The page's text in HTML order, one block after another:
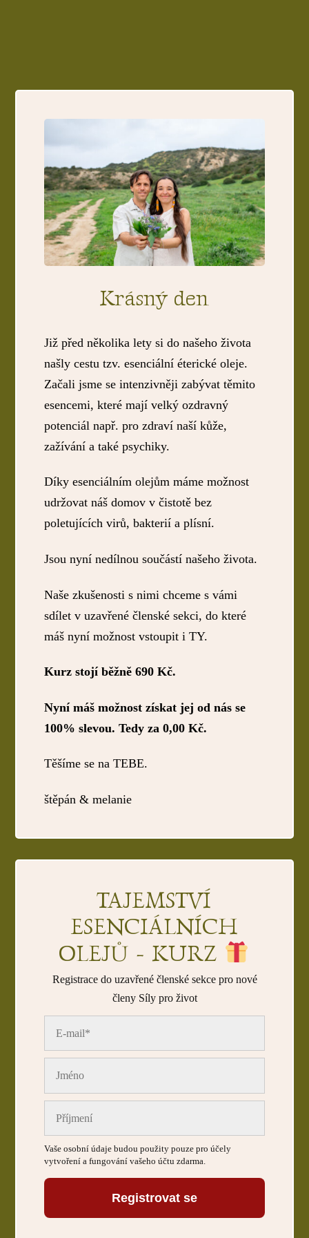
Krásný den
Již před několika lety si do našeho života
našly cestu tzv. esenciální éterické oleje.
Začali jsme se intenzivněji zabývat těmito
esencemi, které mají velký ozdravný
potenciál např. pro zdraví naší kůže,
zažívání a také psychiky.
Díky esenciálním olejům máme možnost
udržovat náš domov v čistotě bez
poletujících virů, bakterií a plísní.
Jsou nyní nedílnou součástí našeho života.
Naše zkušenosti s nimi chceme s vámi
sdílet v uzavřené členské sekci, do které
máš nyní možnost vstoupit i TY.
Kurz stojí běžně 690 Kč.
Nyní máš možnost získat jej od nás se
100% slevou. Tedy za 0,00 Kč.
Těšíme se na TEBE.
štěpán & melanie
TAJEMSTVÍ
ESENCIÁLNÍCH
OLEJŮ - KURZ
Registrace do uzavřené členské sekce pro nové
členy Síly pro život
Vaše osobní údaje budou použity pouze pro účely
vytvoření a fungování vašeho účtu zdarma.
Registrovat se